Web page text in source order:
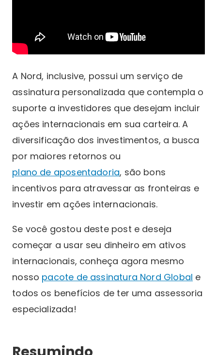
A Nord, inclusive, possui um serviço de
assinatura personalizada que contempla o
suporte a investidores que desejam incluir
ações internacionais em sua carteira. A
diversificação dos investimentos, a busca
por maiores retornos ou
plano de aposentadoria, são bons
incentivos para atravessar as fronteiras e
investir em ações internacionais.
Se você gostou deste post e deseja
começar a usar seu dinheiro em ativos
internacionais, conheça agora mesmo
nosso pacote de assinatura Nord Global e
todos os benefícios de ter uma assessoria
especializada!